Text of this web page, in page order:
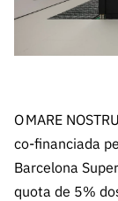
O MARE
co-financiada
Barcelona
quota de 5%